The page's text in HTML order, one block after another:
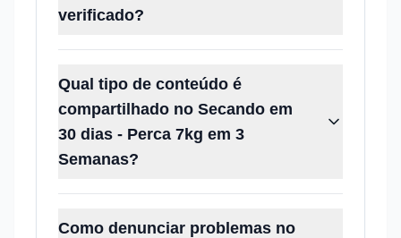
verificado?
Qual tipo de conteúdo é
compartilhado no Secando em
30 dias - Perca 7kg em 3
Semanas?
Como denunciar problemas no